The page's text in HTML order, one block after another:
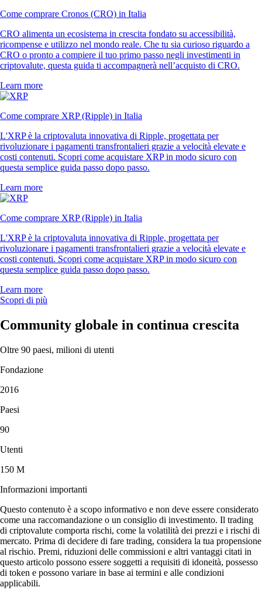
Come comprare Cronos (CRO) in Italia
CRO alimenta un ecosistema in crescita fondato su accessibilità,
ricompense e utilizzo nel mondo reale. Che tu sia curioso riguardo a
CRO o pronto a compiere il tuo primo passo negli investimenti in
criptovalute, questa guida ti accompagnerà nell’acquisto di CRO.
Learn more
Come comprare XRP (Ripple) in Italia
L'XRP è la criptovaluta innovativa di Ripple, progettata per
rivoluzionare i pagamenti transfrontalieri grazie a velocità elevate e
costi contenuti. Scopri come acquistare XRP in modo sicuro con
questa semplice guida passo dopo passo.
Learn more
Come comprare XRP (Ripple) in Italia
L'XRP è la criptovaluta innovativa di Ripple, progettata per
rivoluzionare i pagamenti transfrontalieri grazie a velocità elevate e
costi contenuti. Scopri come acquistare XRP in modo sicuro con
questa semplice guida passo dopo passo.
Learn more
Scopri di più
Community globale in continua crescita
Oltre 90 paesi, milioni di utenti
Fondazione
2016
Paesi
90
Utenti
150 M
Informazioni importanti
Questo contenuto è a scopo informativo e non deve essere considerato
come una raccomandazione o un consiglio di investimento. Il trading
di criptovalute comporta rischi, come la volatilità dei prezzi e i rischi di
mercato. Prima di decidere di fare trading, considera la tua propensione
al rischio. Premi, riduzioni delle commissioni e altri vantaggi citati in
questo articolo possono essere soggetti a requisiti di idoneità, possesso
di token e possono variare in base ai termini e alle condizioni
applicabili.